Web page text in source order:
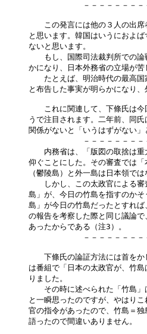
－－－－－－－－－－
この発言には他の３人の出席
と思います。韓国はいうにおよ
ないと思います。
もし、国際司法裁判所での論
かになり、日本外務省の立場が苦
たとえば、明治時代の最高国
と布告した事実が明らかになり
これに関連して、下條氏は今
うで注目されます。二年前、同
関係がないと「いうはずがない」
－－－－－－－－－－
内務省は、「版図の取捨は重
仰ぐことにした。その審査では
（鬱陵島）と外一島は日本領で
しかし、この太政官による審
島」が、今日の竹島を指すのか
島」が今日の竹島だったとすれ
の報告を考察した際と同じ議論
あったからである（注3）。
－－－－－－－－－－
下條氏の論証方法には首をか
は番組で「日本の太政官が、竹
りました。
その時に述べられた「竹島」
と一瞬思ったのですが、やはり
官の指令があったので、竹島＝
語ったので間違いありません。